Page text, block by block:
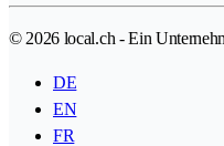
© 2026 local.ch - Ein
DE
EN
FR